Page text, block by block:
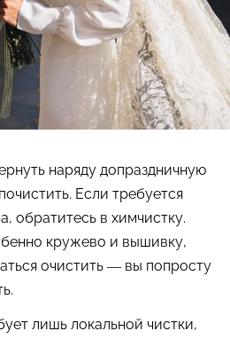
наряду допраздничную
Если требуется
обратитесь в химчистку.
кружево и вышивку,
очистить — вы попросту
лишь локальной чистки,